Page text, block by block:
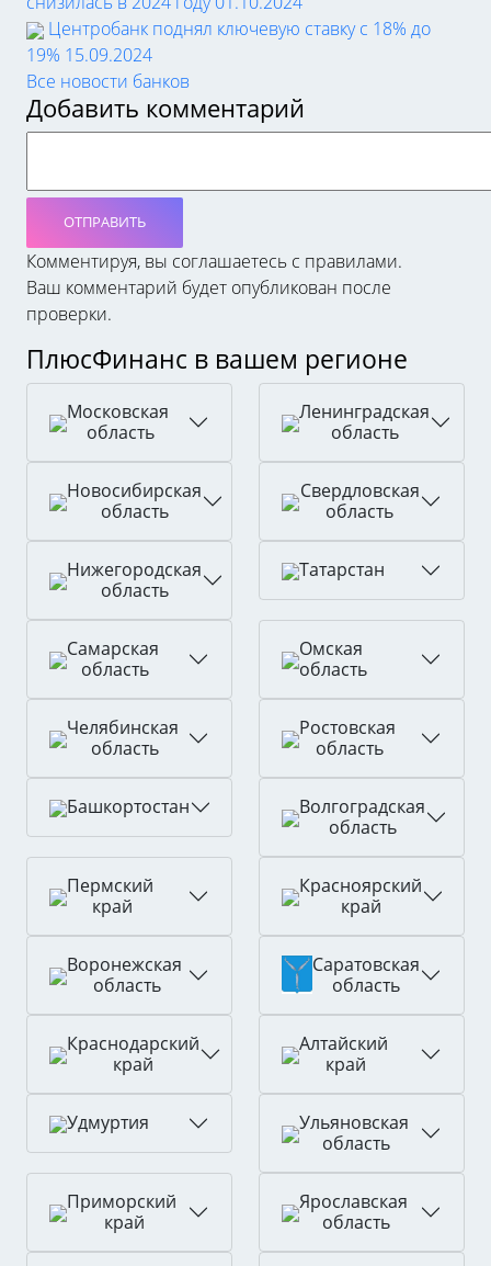
Центробанк поднял ключевую ставку с 18% до
19% 15.09.2024
Все новости банков
Добавить комментарий
ОТПРАВИТЬ
Комментируя, вы соглашаетесь c правилами.
Ваш комментарий будет опубликован после
проверки.
ПлюсФинанс в вашем регионе
Московская
область
Ленинградская
область
Новосибирская
область
Свердловская
область
Нижегородская
область
Татарстан
Самарская
область
Омская
область
Челябинская
область
Ростовская
область
Башкортостан
Волгоградская
область
Пермский
край
Красноярский
край
Воронежская
область
Саратовская
область
Краснодарский
край
Алтайский
край
Удмуртия
Ульяновская
область
Приморский
край
Ярославская
область